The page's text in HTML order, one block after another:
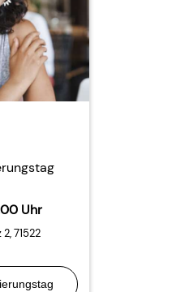
Uhr
2,71522